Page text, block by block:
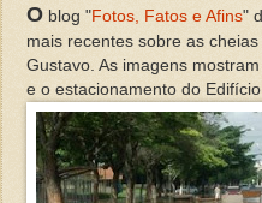
O blog "Fotos, Fatos e Afins"
mais recentes sobre as
Gustavo. As imagens
e o estacionamento do